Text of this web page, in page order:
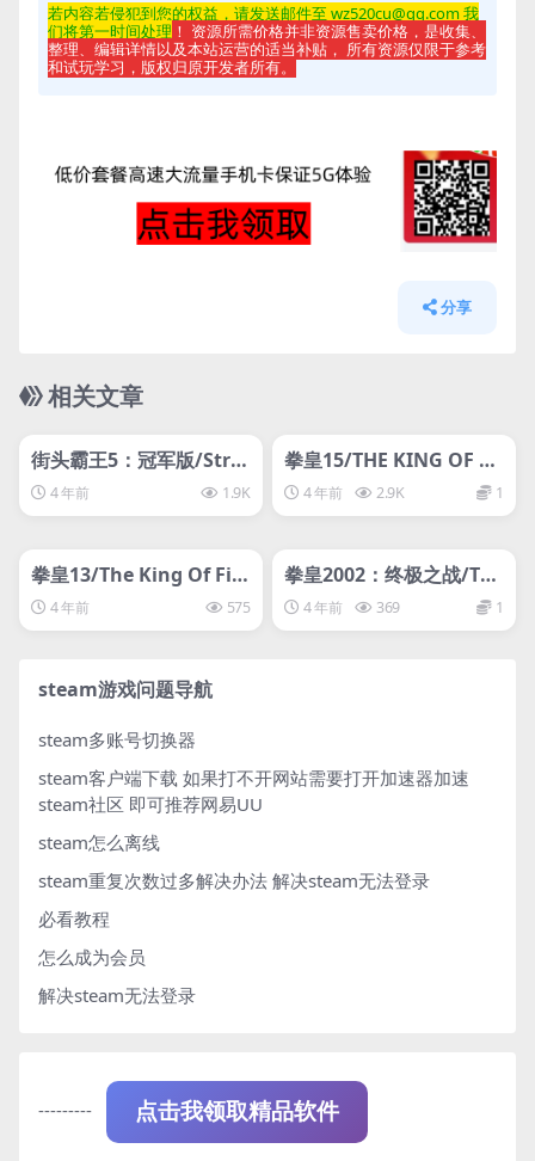
若内容若侵犯到您的权益，请发送邮件至 wz520cu@qq.com 我
们将第一时间处理 ！ 资源所需价格并非资源售卖价格，是收集、
整理、编辑详情以及本站运营的适当补贴， 所有资源仅限于参考
和试玩学习，版权归原开发者所有。
分享
相关文章
svip专属
街头霸王5：冠军版/Stre
et Fighter V: Champion
Edition（lg）
4 年前 1.9K
svip专属
拳皇15/THE KING OF FI
GHTERS XV
4 年前 2.9K 1
svip专属
拳皇13/The King Of Fig
hters XIII
4 年前 575
svip专属
拳皇2002：终极之战/The
King of Fighters 2002 U
nlimited Match
4 年前 369 1
steam游戏问题导航
steam多账号切换器
steam客户端下载 如果打不开网站需要打开加速器加速
steam社区 即可推荐网易UU
steam怎么离线
steam重复次数过多解决办法 解决steam无法登录
必看教程
怎么成为会员
解决steam无法登录
--------- 点击我领取精品软件